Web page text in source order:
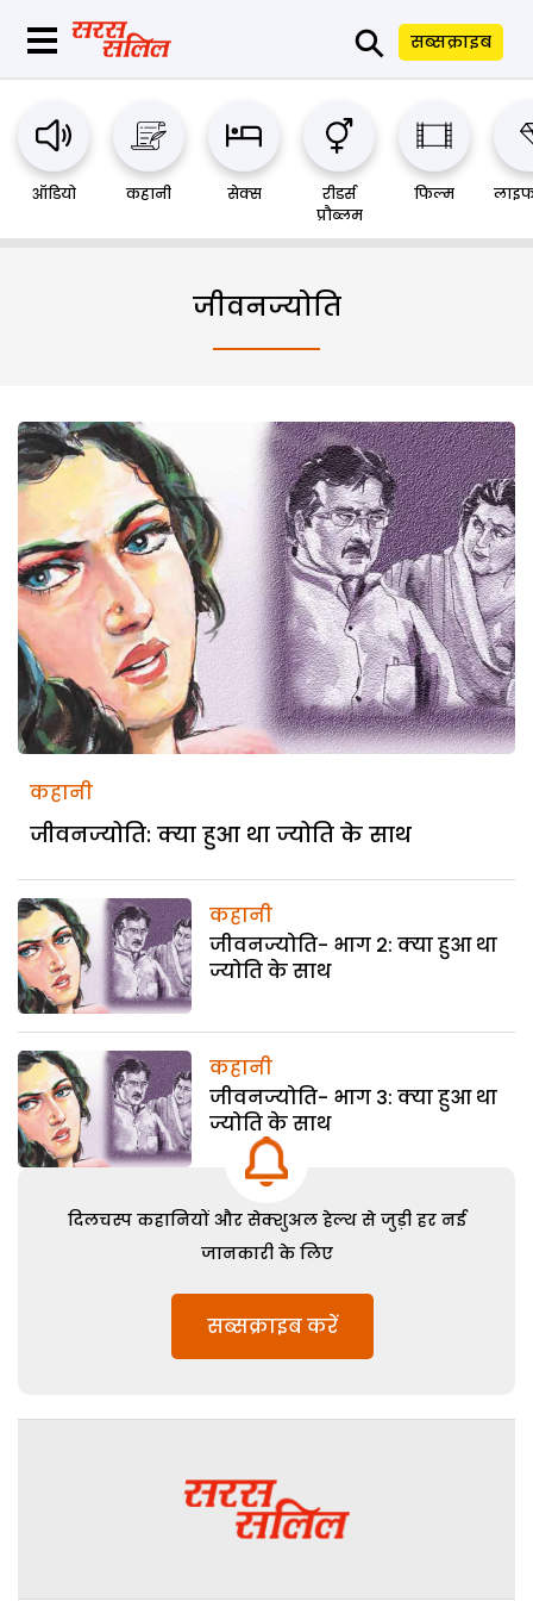
⚲ सब्सक्राइब
ऑडियो कहानी सेक्स
रीडर्स
प्रौब्लम
फिल्म
जीवनज्योति
कहानी
जीवनज्योति: क्या हुआ था ज्योति के साथ
कहानी
जीवनज्योति- भाग 2: क्या हुआ था
ज्योति के साथ
कहानी
जीवनज्योति- भाग 3: क्या हुआ था
ज्योति के साथ
दिलचस्प कहानियों और सेक्शुअल हेल्थ से जुड़ी हर नई
जानकारी के लिए
सब्सक्राइब करें